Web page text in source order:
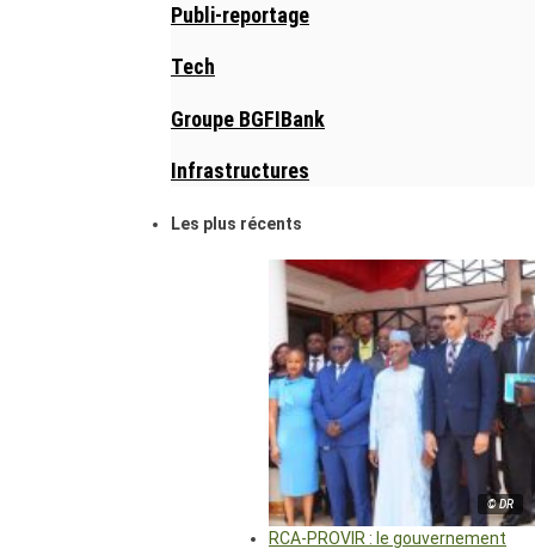
Publi-reportage
Tech
Groupe BGFIBank
Infrastructures
Les plus récents
© DR
RCA-PROVIR : le gouvernement